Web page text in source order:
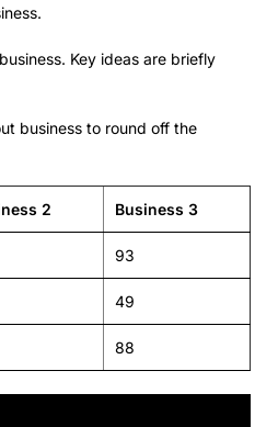
Key ideas are briefly
business to round off the
2 Business 3
93
49
88